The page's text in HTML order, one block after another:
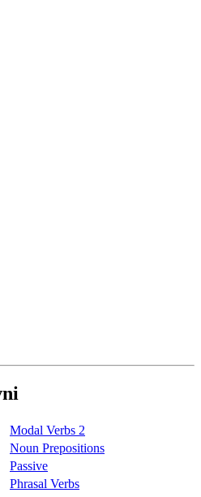
Modal Verbs 2
Noun Prepositions
Passive
Phrasal Verbs